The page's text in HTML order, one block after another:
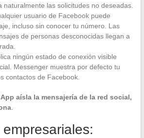
naturalmente las solicitudes no deseadas.
usuario de Facebook puede
incluso sin conocer tu número. Las
de personas desconocidas llegan a
ningún estado de conexión visible
Messenger muestra por defecto tu
contactos de Facebook.
aísla la mensajería de la red social,
.